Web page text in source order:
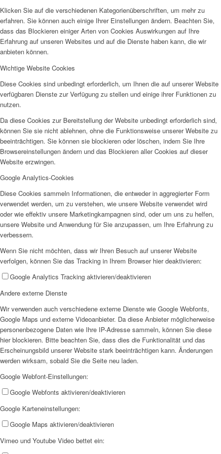
AHOI
AHOI II
PKD
EFUS jetzt auch mobil: Der Bus tourt durch den Kreis
– die Termine
Klicken Sie auf die verschiedenen Kategorienüberschriften, um mehr zu
erfahren. Sie können auch einige Ihrer Einstellungen ändern. Beachten Sie,
dass das Blockieren einiger Arten von Cookies Auswirkungen auf Ihre
Erfahrung auf unseren Websites und auf die Dienste haben kann, die wir
anbieten können.
Wichtige Website Cookies
Diese Cookies sind unbedingt erforderlich, um Ihnen die auf unserer Website
verfügbaren Dienste zur Verfügung zu stellen und einige ihrer Funktionen zu
nutzen.
Da diese Cookies zur Bereitstellung der Website unbedingt erforderlich sind,
können Sie sie nicht ablehnen, ohne die Funktionsweise unserer Website zu
beeinträchtigen. Sie können sie blockieren oder löschen, indem Sie Ihre
Browsereinstellungen ändern und das Blockieren aller Cookies auf dieser
Website erzwingen.
Google Analytics-Cookies
Diese Cookies sammeln Informationen, die entweder in aggregierter Form
verwendet werden, um zu verstehen, wie unsere Website verwendet wird
oder wie effektiv unsere Marketingkampagnen sind, oder um uns zu helfen,
unsere Website und Anwendung für Sie anzupassen, um Ihre Erfahrung zu
verbessern.
Wenn Sie nicht möchten, dass wir Ihren Besuch auf unserer Website
verfolgen, können Sie das Tracking in Ihrem Browser hier deaktivieren:
Google Analytics Tracking aktivieren/deaktivieren
Andere externe Dienste
Wir verwenden auch verschiedene externe Dienste wie Google Webfonts,
Google Maps und externe Videoanbieter. Da diese Anbieter möglicherweise
personenbezogene Daten wie Ihre IP-Adresse sammeln, können Sie diese
hier blockieren. Bitte beachten Sie, dass dies die Funktionalität und das
Erscheinungsbild unserer Website stark beeinträchtigen kann. Änderungen
werden wirksam, sobald Sie die Seite neu laden.
Google Webfont-Einstellungen:
Google Webfonts aktivieren/deaktivieren
Google Karteneinstellungen:
Google Maps aktivieren/deaktivieren
Vimeo und Youtube Video bettet ein: